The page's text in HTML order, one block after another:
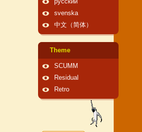
русский
svenska
中文（简体）
Theme
SCUMM
Residual
Retro